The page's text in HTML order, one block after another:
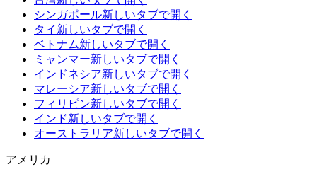
シンガポール新しいタブで開く
タイ 新しいタブで開く
ベトナム新しいタブで開く
ミャンマー新しいタブで開く
インドネシア新しいタブで開く
マレーシア新しいタブで開く
フィリピン新しいタブで開く
インド新しいタブで開く
オーストラリア新しいタブで開く
アメリカ